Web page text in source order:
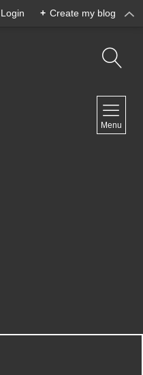
Login + Create my blog
Menu